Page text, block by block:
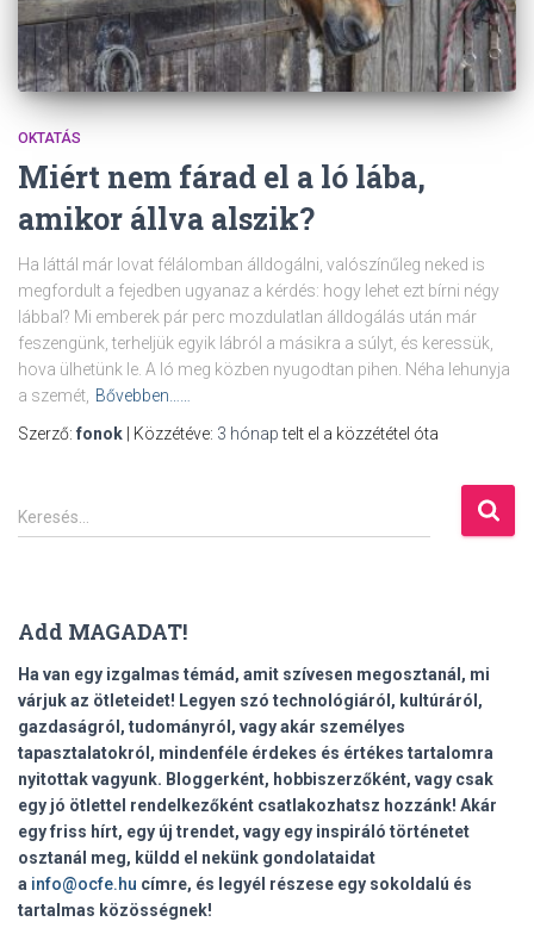
OKTATÁS
Miért nem fárad el a ló lába,
amikor állva alszik?
Ha láttál már lovat félálomban álldogálni, valószínűleg neked is
megfordult a fejedben ugyanaz a kérdés: hogy lehet ezt bírni négy
lábbal? Mi emberek pár perc mozdulatlan álldogálás után már
feszengünk, terheljük egyik lábról a másikra a súlyt, és keressük,
hova ülhetünk le. A ló meg közben nyugodtan pihen. Néha lehunyja
a szemét, Bővebben……
Szerző: fonok | Közzétéve: 3 hónaptelt el a közzététel óta
K
e
é
s
Keresés…
Add MAGADAT!
Ha van egy izgalmas témád, amit szívesen megosztanál, mi
várjuk az ötleteidet! Legyen szó technológiáról, kultúráról,
gazdaságról, tudományról, vagy akár személyes
tapasztalatokról, mindenféle érdekes és értékes tartalomra
nyitottak vagyunk. Bloggerként, hobbiszerzőként, vagy csak
egy jó ötlettel rendelkezőként csatlakozhatsz hozzánk! Akár
egy friss hírt, egy új trendet, vagy egy inspiráló történetet
osztanál meg, küldd el nekünk gondolataidat
a info@ocfe.hu címre, és legyél részese egy sokoldalú és
tartalmas közösségnek!